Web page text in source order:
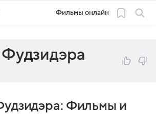
Фильмы онлайн
Фильмы и